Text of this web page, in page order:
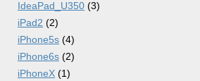
IdeaPad_U350 (3)
iPad2 (2)
iPhone5s (4)
iPhone6s (2)
iPhoneX (1)